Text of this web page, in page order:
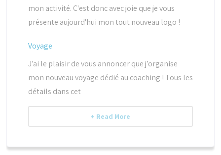
mon activité. C'est donc avec joie que je vous
présente aujourd'hui mon tout nouveau logo !
Voyage
J’ai le plaisir de vous annoncer que j’organise
mon nouveau voyage dédié au coaching ! Tous les
détails dans cet
+ Read More